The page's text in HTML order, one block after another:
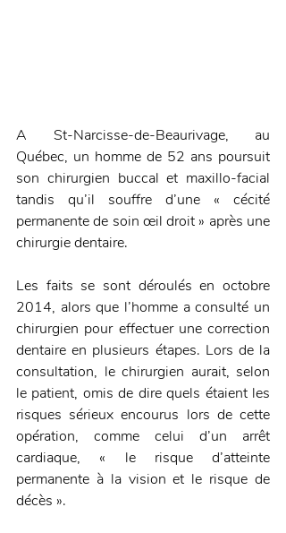
A St-Narcisse-de-Beaurivage, au
Québec, un homme de 52 ans poursuit
son chirurgien buccal et maxillo-facial
tandis qu’il souffre d’une « cécité
permanente de soin œil droit » après une
chirurgie dentaire.
Les faits se sont déroulés en octobre
2014, alors que l’homme a consulté un
chirurgien pour effectuer une correction
dentaire en plusieurs étapes. Lors de la
consultation, le chirurgien aurait, selon
le patient, omis de dire quels étaient les
risques sérieux encourus lors de cette
opération, comme celui d’un arrêt
cardiaque, « le risque d’atteinte
permanente à la vision et le risque de
décès ».